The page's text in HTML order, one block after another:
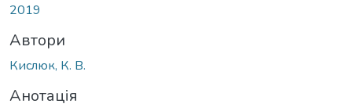
2019
Автори
Кислюк, К. В.
Анотація